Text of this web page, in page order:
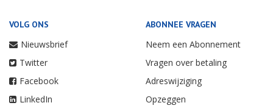
VOLG ONS
Nieuwsbrief
Twitter
Facebook
LinkedIn
ABONNEE VRAGEN
Neem een Abonnement
Vragen over betaling
Adreswijziging
Opzeggen